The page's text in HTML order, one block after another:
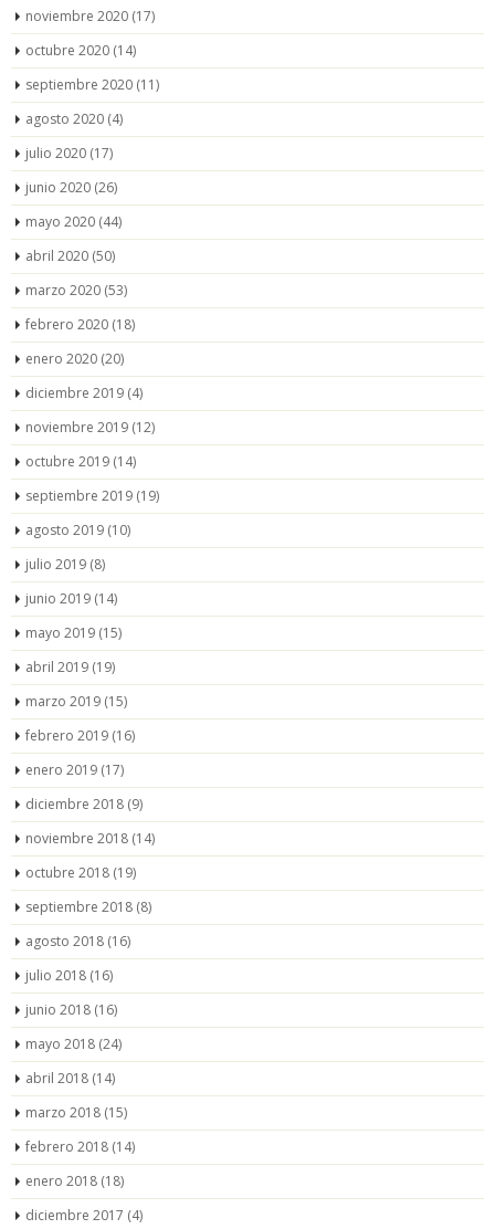
noviembre 2020 (17)
octubre 2020 (14)
septiembre 2020 (11)
agosto 2020 (4)
julio 2020 (17)
junio 2020 (26)
mayo 2020 (44)
abril 2020 (50)
marzo 2020 (53)
febrero 2020 (18)
enero 2020 (20)
diciembre 2019 (4)
noviembre 2019 (12)
octubre 2019 (14)
septiembre 2019 (19)
agosto 2019 (10)
julio 2019 (8)
junio 2019 (14)
mayo 2019 (15)
abril 2019 (19)
marzo 2019 (15)
febrero 2019 (16)
enero 2019 (17)
diciembre 2018 (9)
noviembre 2018 (14)
octubre 2018 (19)
septiembre 2018 (8)
agosto 2018 (16)
julio 2018 (16)
junio 2018 (16)
mayo 2018 (24)
abril 2018 (14)
marzo 2018 (15)
febrero 2018 (14)
enero 2018 (18)
diciembre 2017 (4)